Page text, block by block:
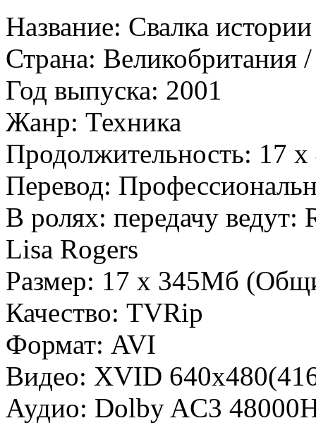
Название: Свалка
Страна: Великобритания
Год выпуска: 2001
Жанр: Техника
Продолжительность: 17
Перевод:
В ролях: передачу
Lisa Rogers
Размер: 17 х 345Мб
Качество: TVRip
Формат: AVI
Видео: XVID
Аудио: Dolby AC3